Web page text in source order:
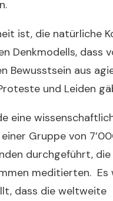
ist, die natürliche
Denkmodells, dass
Bewusstsein aus
und Leiden
eine
Gruppe von
durchgeführt, die
meditierten. Es
dass die weltweite